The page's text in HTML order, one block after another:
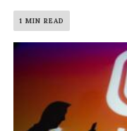
1 MIN READ